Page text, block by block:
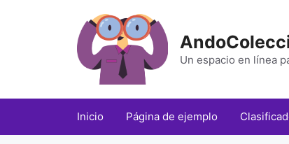
Un espacio en línea
Inicio Página de ejemplo